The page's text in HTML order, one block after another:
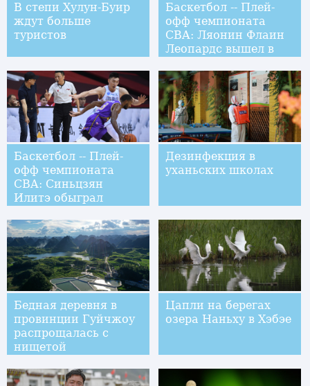
В степи Хулун-Буир
ждут больше
туристов
Баскетбол -- Плей-
офф чемпионата
CBA: Ляонин Флаин
Леопардс вышел в
Баскетбол -- Плей-
офф чемпионата
CBA: Синьцзян
Илитэ обыграл
Дезинфекция в
уханьских школах
Бедная деревня в
провинции Гуйчжоу
распрощалась с
нищетой
Цапли на берегах
озера Наньху в Хэбэе